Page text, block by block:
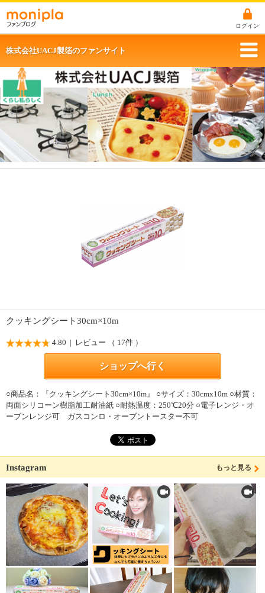
ログイン
株式会社UACJ製箔のファンサイト
クッキングシート30cm×10m
4.80 | レビュー （ 17件 ）
ショップへ行く
○商品名：『クッキングシート30cm×10m』 ○サイズ：30cmx10m ○材質：
両面シリコーン樹脂加工耐油紙 ○耐熱温度：250℃20分 ○電子レンジ・オ
ーブンレンジ可 ガスコンロ・オーブントースター不可
Instagram もっと見る